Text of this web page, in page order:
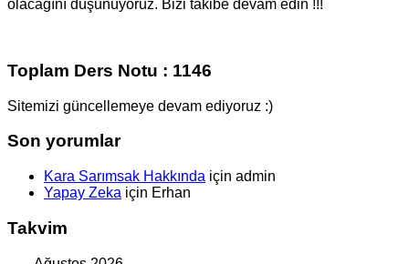
olacağını düşünüyoruz. Bizi takibe devam edin !!!
Toplam Ders Notu : 1146
Sitemizi güncellemeye devam ediyoruz :)
Son yorumlar
Kara Sarımsak Hakkında için admin
Yapay Zeka için Erhan
Takvim